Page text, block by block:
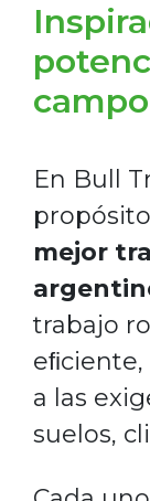
En Bull
mejor
trabajo
a las
suelos,